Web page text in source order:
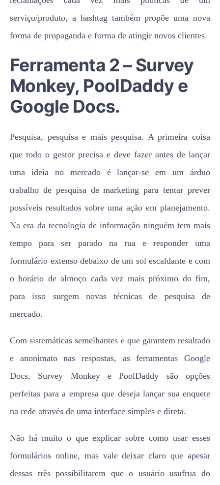
serviço/produto, a hashtag também propõe uma nova
forma de propaganda e forma de atingir novos clientes.
Ferramenta 2 – Survey
Monkey, PoolDaddy e
Google Docs.
Pesquisa, pesquisa e mais pesquisa. A primeira coisa
que todo o gestor precisa e deve fazer antes de lançar
uma ideia no mercado é lançar-se em um árduo
trabalho de pesquisa de marketing para tentar prever
possíveis resultados sobre uma ação em planejamento.
Na era da tecnologia de informação ninguém tem mais
tempo para ser parado na rua e responder uma
formulário extenso debaixo de um sol escaldante e com
o horário de almoço cada vez mais próximo do fim,
para isso surgem novas técnicas de pesquisa de
mercado.
Com sistemáticas semelhantes e que garantem resultado
e anonimato nas respostas, as ferramentas Google
Docs, Survey Monkey e PoolDaddy são opções
perfeitas para a empresa que deseja lançar sua enquete
na rede através de uma interface simples e direta.
Não há muito o que explicar sobre como usar esses
formulários online, mas vale deixar claro que apesar
dessas três possibilitarem que o usuário usufrua do